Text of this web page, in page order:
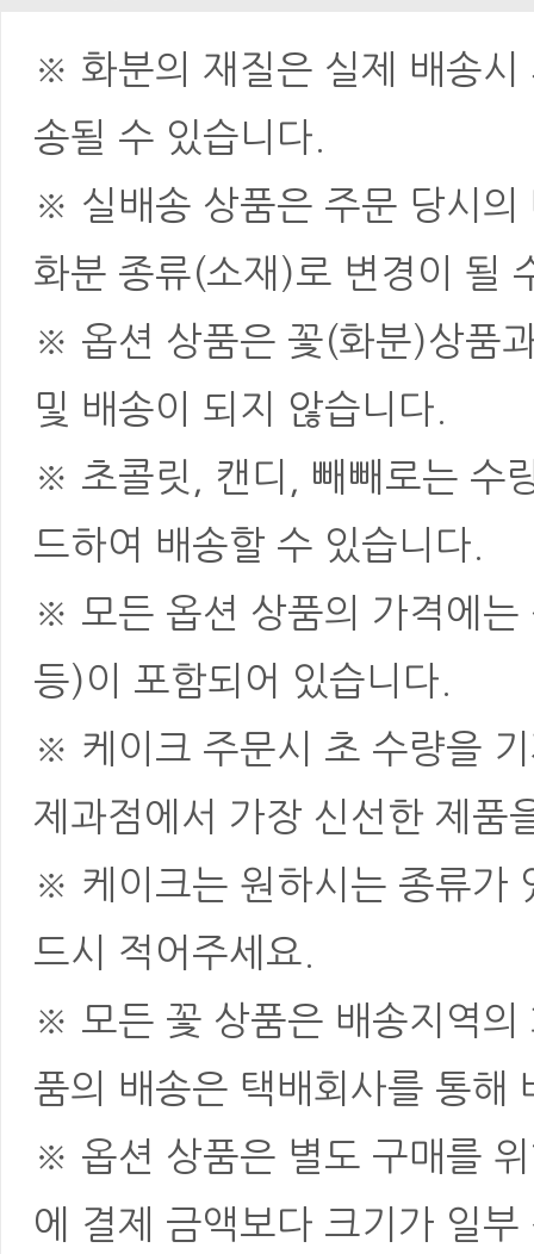
※ 화분의 재질은 실제 배송시
송될 수 있습니다.
※ 실배송 상품은 주문 당시의
화분 종류(소재)로 변경이 될
※ 옵션 상품은 꽃(화분)상품
및 배송이 되지 않습니다.
※ 초콜릿, 캔디, 빼빼로는 수
드하여 배송할 수 있습니다.
※ 모든 옵션 상품의 가격에는
등)이 포함되어 있습니다.
※ 케이크 주문시 초 수량을
제과점에서 가장 신선한 제품
※ 케이크는 원하시는 종류가
드시 적어주세요.
※ 모든 꽃 상품은 배송지역의
품의 배송은 택배회사를 통해
※ 옵션 상품은 별도 구매를
에 결제 금액보다 크기가 일